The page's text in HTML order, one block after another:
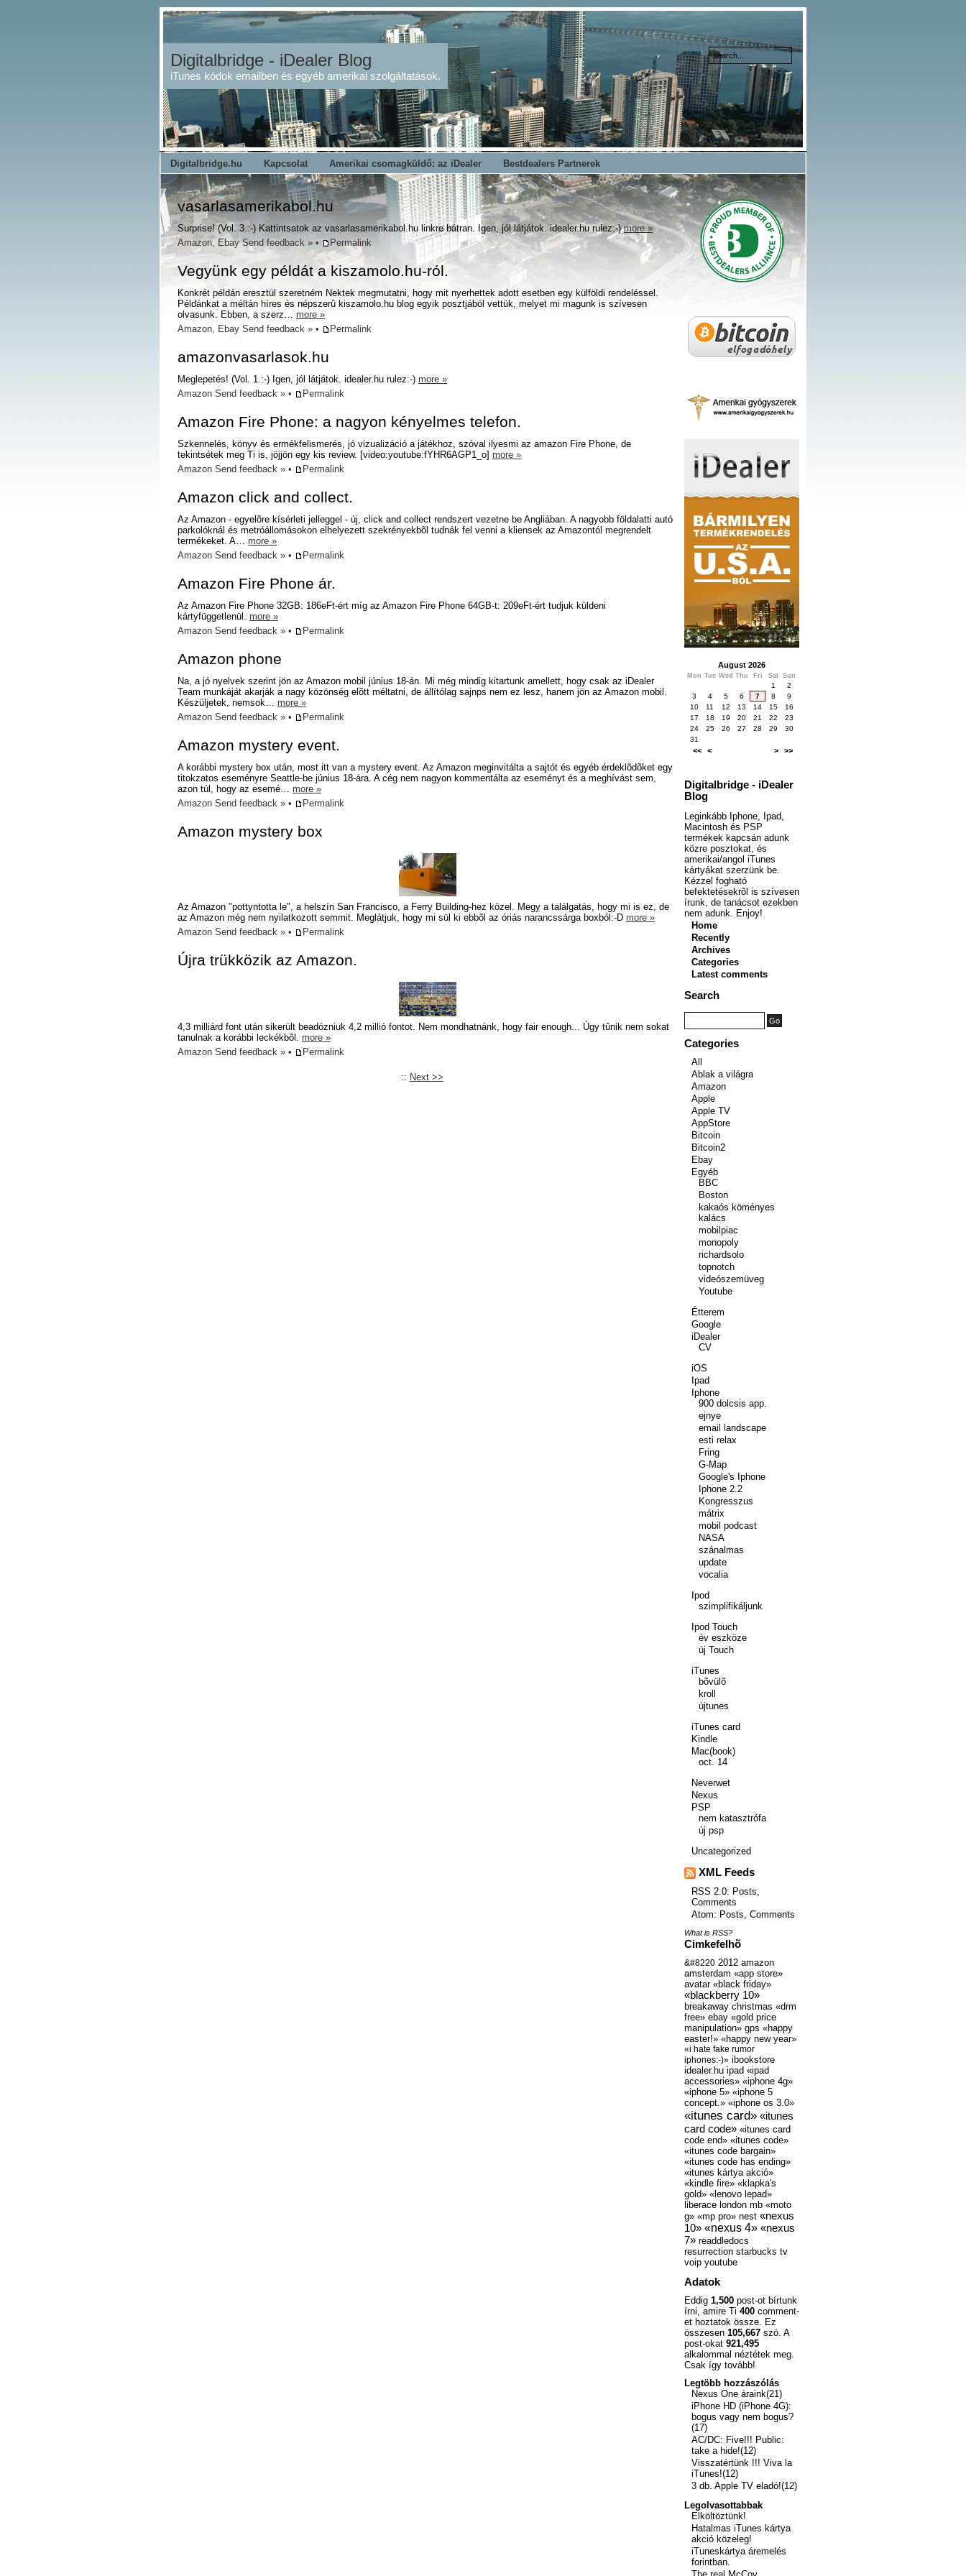
Digitalbridge - iDealer Blog
iTunes kódok emailben és egyéb amerikai szolgáltatások.
Digitalbridge.hu Kapcsolat Amerikai csomagküldő: az iDealer Bestdealers Partnerek
August 2026
Mon Tue Wed Thu Fri Sat Sun
<< < > >>
1
2
3
4 5 6 7 8
9
10
11 12 13 14 15
16
17
18 19 20 21 22
23
24
25 26 27 28 29
30
31
Digitalbridge - iDealer
Blog
Leginkább Iphone, Ipad,
Macintosh és PSP
termékek kapcsán adunk
közre posztokat, és
amerikai/angol iTunes
kártyákat szerzünk be.
Kézzel fogható
befektetésekrõl is szívesen
írunk, de tanácsot ezekben
nem adunk. Enjoy!
Home
Recently
Archives
Categories
Latest comments
Search
Categories
All
Ablak a világra
Amazon
Apple
Apple TV
AppStore
Bitcoin
Bitcoin2
Ebay
Egyéb
BBC
Boston
kakaós köményes
kalács
mobilpiac
monopoly
richardsolo
topnotch
videószemüveg
Youtube
Étterem
Google
iDealer
CV
iOS
Ipad
Iphone
900 dolcsis app.
ejnye
email landscape
esti relax
Fring
G-Map
Google's Iphone
Iphone 2.2
Kongresszus
mátrix
mobil podcast
NASA
szánalmas
update
vocalia
Ipod
szimplifikáljunk
Ipod Touch
év eszköze
új Touch
iTunes
bõvülõ
kroll
újtunes
iTunes card
Kindle
Mac(book)
oct. 14
Neverwet
Nexus
PSP
nem katasztrófa
új psp
Uncategorized
XML Feeds
RSS 2.0: Posts,
Comments
Atom: Posts, Comments
What is RSS?
Cimkefelhõ
&#8220 2012 amazon
amsterdam «app store»
avatar «black friday»
«blackberry 10»
breakaway christmas «drm
free» ebay «gold price
manipulation» gps «happy
easter!» «happy new year»
«i hate fake rumor
iphones:-)» ibookstore
idealer.hu ipad «ipad
accessories» «iphone 4g»
«iphone 5» «iphone 5
concept.» «iphone os 3.0»
«itunes card» «itunes
card code» «itunes card
code end» «itunes code»
«itunes code bargain»
«itunes code has ending»
«itunes kártya akció»
«kindle fire» «klapka's
gold» «lenovo lepad»
liberace london mb «moto
g» «mp pro» nest «nexus
10» «nexus 4» «nexus
7» readdledocs
resurrection starbucks tv
voip youtube
Adatok
Eddig 1,500 post-ot bírtunk
írni, amire Ti 400 comment-
et hoztatok össze. Ez
összesen 105,667 szó. A
post-okat 921,495
alkalommal néztétek meg.
Csak így tovább!
Legtöbb hozzászólás
Nexus One áraink(21)
iPhone HD (iPhone 4G):
bogus vagy nem bogus?
(17)
AC/DC: Five!!! Public:
take a hide!(12)
Visszatértünk !!! Viva la
iTunes!(12)
3 db. Apple TV eladó!(12)
Legolvasottabbak
Elköltöztünk!
Hatalmas iTunes kártya
akció közeleg!
iTuneskártya áremelés
forintban.
vasarlasamerikabol.hu
Surprise! (Vol. 3.:-) Kattintsatok az vasarlasamerikabol.hu linkre bátran. Igen, jól látjátok. idealer.hu rulez:-)more »
Amazon, Ebay Send feedback »• Permalink
Vegyünk egy példát a kiszamolo.hu-ról.
Konkrét példán eresztül szeretném Nektek megmutatni, hogy mit nyerhettek adott esetben egy külföldi rendeléssel.
Példánkat a méltán híres és népszerû kiszamolo.hu blog egyik posztjából vettük, melyet mi magunk is szívesen
olvasunk. Ebben, a szerz… more »
Amazon, Ebay Send feedback » • Permalink
amazonvasarlasok.hu
Meglepetés! (Vol. 1.:-) Igen, jól látjátok. idealer.hu rulez:-) more »
Amazon Send feedback » • Permalink
Amazon Fire Phone: a nagyon kényelmes telefon.
Szkennelés, könyv és ermékfelismerés, jó vizualizáció a játékhoz, szóval ilyesmi az amazon Fire Phone, de
tekintsétek meg Ti is, jöjjön egy kis review. [video:youtube:fYHR6AGP1_o] more »
Amazon Send feedback » • Permalink
Amazon click and collect.
Az Amazon - egyelõre kísérleti jelleggel - új, click and collect rendszert vezetne be Angliában. A nagyobb földalatti autó
parkolóknál és metróállomásokon elhelyezett szekrényekbõl tudnák fel venni a kliensek az Amazontól megrendelt
termékeket. A… more »
Amazon Send feedback » • Permalink
Amazon Fire Phone ár.
Az Amazon Fire Phone 32GB: 186eFt-ért míg az Amazon Fire Phone 64GB-t: 209eFt-ért tudjuk küldeni
kártyfüggetlenül. more »
Amazon Send feedback » • Permalink
Amazon phone
Na, a jó nyelvek szerint jön az Amazon mobil június 18-án. Mi még mindig kitartunk amellett, hogy csak az iDealer
Team munkáját akarják a nagy közönség elõtt méltatni, de állítólag sajnps nem ez lesz, hanem jön az Amazon mobil.
Készüljetek, nemsok… more »
Amazon Send feedback » • Permalink
Amazon mystery event.
A korábbi mystery box után, most itt van a mystery event. Az Amazon meginvitálta a sajtót és egyéb érdeklõdõket egy
titokzatos eseményre Seattle-be június 18-ára. A cég nem nagyon kommentálta az eseményt és a meghívást sem,
azon túl, hogy az esemé… more »
Amazon Send feedback » • Permalink
Amazon mystery box
Az Amazon "pottyntotta le", a helszín San Francisco, a Ferry Building-hez közel. Megy a találgatás, hogy mi is ez, de
az Amazon még nem nyilatkozott semmit. Meglátjuk, hogy mi sül ki ebbõl az óriás narancssárga boxból:-D more »
Amazon Send feedback » • Permalink
Újra trükközik az Amazon.
4,3 milliárd font után sikerült beadózniuk 4,2 millió fontot. Nem mondhatnánk, hogy fair enough... Úgy tûnik nem sokat
tanulnak a korábbi leckékbõl. more »
Amazon Send feedback » • Permalink
:: Next >>